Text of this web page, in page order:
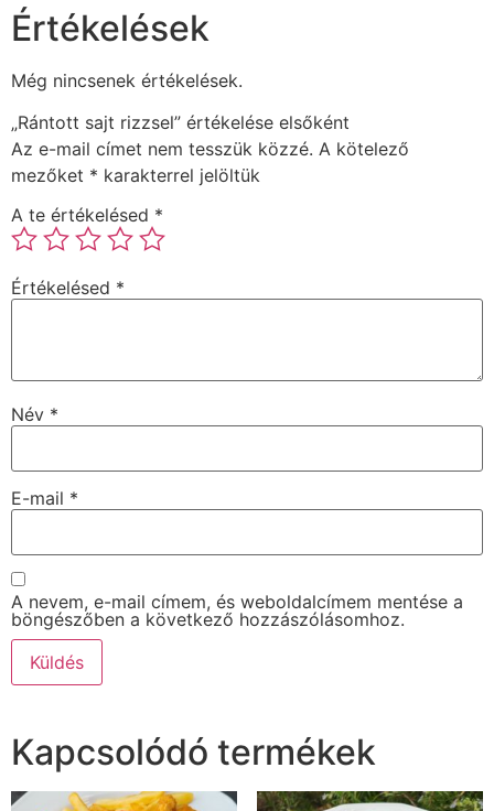
Értékelések
Még nincsenek értékelések.
„Rántott sajt rizzsel” értékelése elsőként
Az e-mail címet nem tesszük közzé. A kötelező
mezőket * karakterrel jelöltük
A te értékelésed *
Értékelésed *
Név *
E-mail *
A nevem, e-mail címem, és weboldalcímem mentése a
böngészőben a következő hozzászólásomhoz.
Kapcsolódó termékek